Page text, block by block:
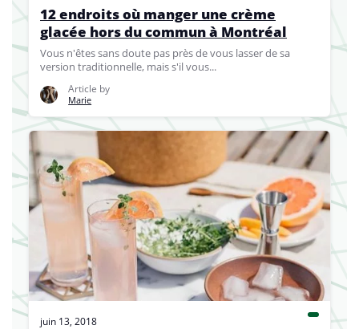
12 endroits où manger une crème
glacée hors du commun à Montréal
Vous n'êtes sans doute pas près de vous lasser de sa
version traditionnelle, mais s'il vous...
Article by
Marie
juin 13, 2018